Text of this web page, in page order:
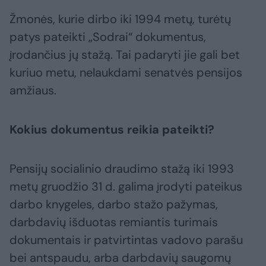
Žmonės, kurie dirbo iki 1994 metų, turėtų
patys pateikti „Sodrai“ dokumentus,
įrodančius jų stažą. Tai padaryti jie gali bet
kuriuo metu, nelaukdami senatvės pensijos
amžiaus.
Kokius dokumentus reikia pateikti?
Pensijų socialinio draudimo stažą iki 1993
metų gruodžio 31 d. galima įrodyti pateikus
darbo knygeles, darbo stažo pažymas,
darbdavių išduotas remiantis turimais
dokumentais ir patvirtintas vadovo parašu
bei antspaudu, arba darbdavių saugomų